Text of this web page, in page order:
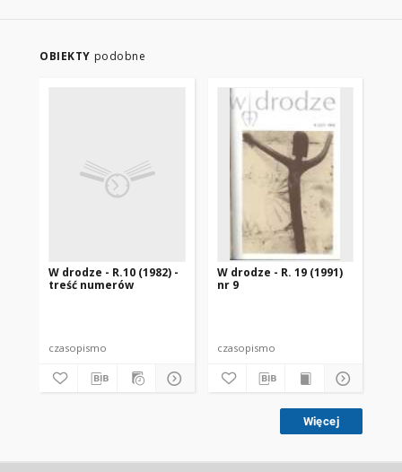
OBIEKTY podobne
W drodze - R.10 (1982) -
treść numerów
czasopismo
W drodze - R. 19 (1991)
nr 9
czasopismo
Więcej